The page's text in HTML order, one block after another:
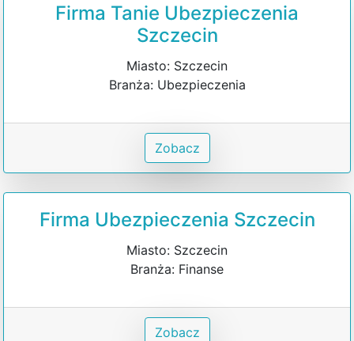
Firma Tanie Ubezpieczenia
Szczecin
Miasto: Szczecin
Branża: Ubezpieczenia
Zobacz
Firma Ubezpieczenia Szczecin
Miasto: Szczecin
Branża: Finanse
Zobacz